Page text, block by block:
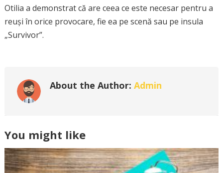
Otilia a demonstrat că are ceea ce este necesar pentru a
reuși în orice provocare, fie ea pe scenă sau pe insula
„Survivor”.
About the Author: Admin
You might like